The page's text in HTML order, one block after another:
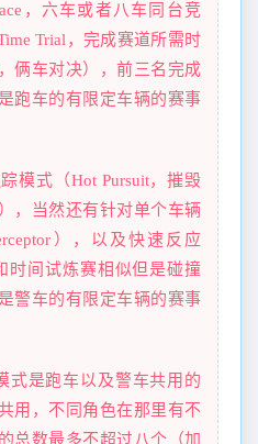
，六车或者八车同台竞
Trial，完成赛道所需时
俩车对决），前三名完成
跑车的有限定车辆的赛事
模式（Hot Pursuit，摧毁
，当然还有针对单个车辆
），以及快速反应
时间试炼赛相似但是碰撞
警车的有限定车辆的赛事
式是跑车以及警车共用的
用，不同角色在那里有不
总数最多不超过八个（加